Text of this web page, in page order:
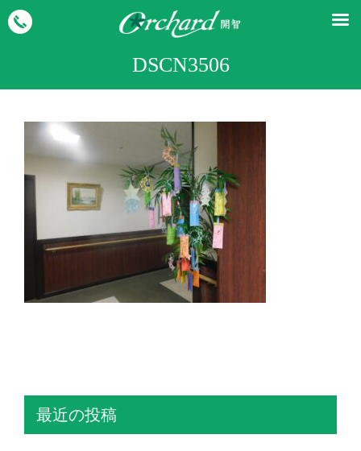
DSCN3506
最近の投稿